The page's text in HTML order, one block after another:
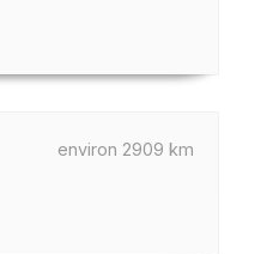
environ 2909 km